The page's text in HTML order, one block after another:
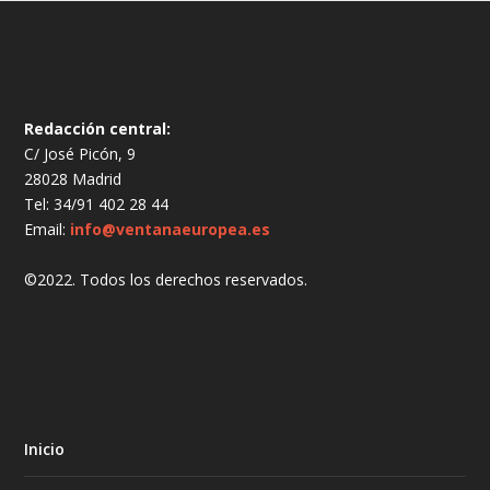
Redacción central:
C/ José Picón, 9
28028 Madrid
Tel: 34/91 402 28 44
Email: info@ventanaeuropea.es
©2022. Todos los derechos reservados.
Inicio